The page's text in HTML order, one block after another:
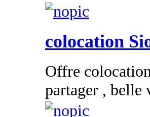
colocation
Offre
partager , belle